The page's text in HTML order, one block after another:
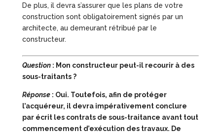
De plus, il devra s’assurer que les plans de votre
construction sont obligatoirement signés par un
architecte, au demeurant rétribué par le
constructeur.
Question: Mon constructeur peut-il recourir à des
sous-traitants ?
Réponse: Oui. Toutefois, afin de protéger
l’acquéreur, il devra impérativement conclure
par écrit les contrats de sous-traitance avant tout
commencement d’exécution des travaux. De